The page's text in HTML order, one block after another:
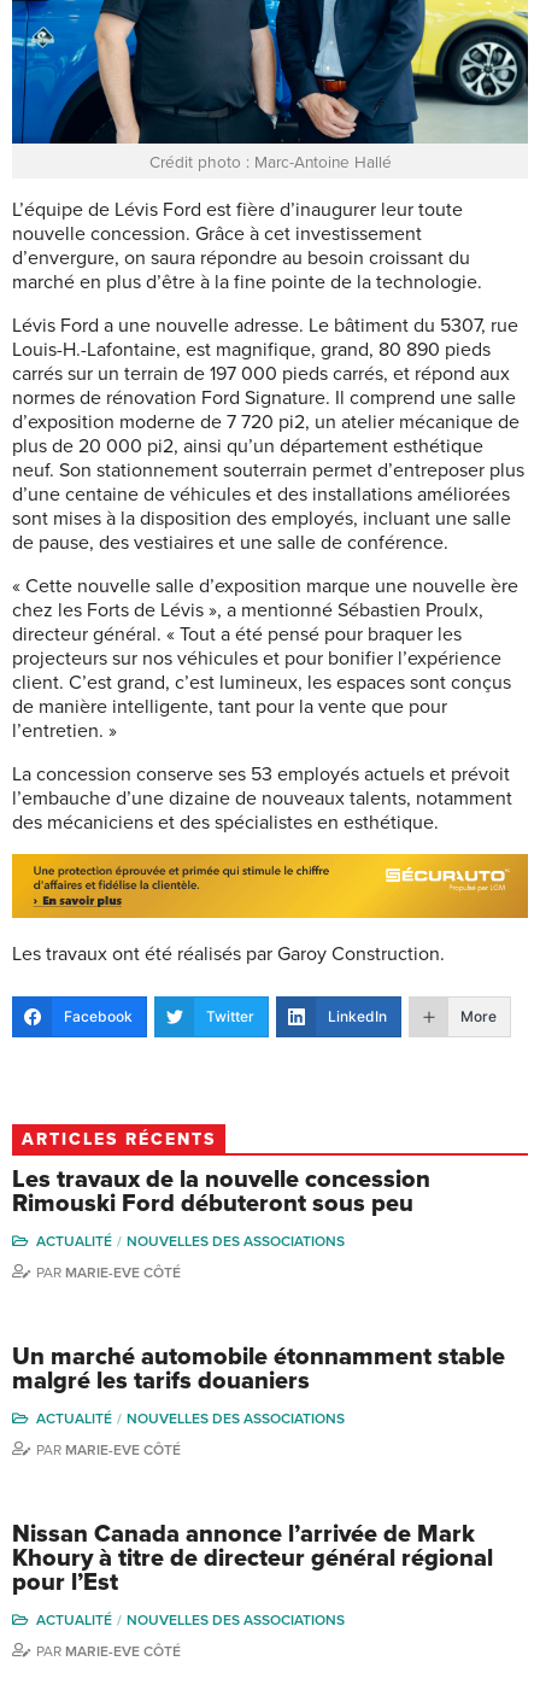
Crédit photo : Marc-Antoine Hallé
L’équipe de Lévis Ford est fière d’inaugurer leur toute
nouvelle concession. Grâce à cet investissement
d’envergure, on saura répondre au besoin croissant du
marché en plus d’être à la fine pointe de la technologie.
Lévis Ford a une nouvelle adresse. Le bâtiment du 5307, rue
Louis-H.-Lafontaine, est magnifique, grand, 80 890 pieds
carrés sur un terrain de 197 000 pieds carrés, et répond aux
normes de rénovation Ford Signature. Il comprend une salle
d’exposition moderne de 7 720 pi2, un atelier mécanique de
plus de 20 000 pi2, ainsi qu’un département esthétique
neuf. Son stationnement souterrain permet d’entreposer plus
d’une centaine de véhicules et des installations améliorées
sont mises à la disposition des employés, incluant une salle
de pause, des vestiaires et une salle de conférence.
« Cette nouvelle salle d’exposition marque une nouvelle ère
chez les Forts de Lévis », a mentionné Sébastien Proulx,
directeur général. « Tout a été pensé pour braquer les
projecteurs sur nos véhicules et pour bonifier l’expérience
client. C’est grand, c’est lumineux, les espaces sont conçus
de manière intelligente, tant pour la vente que pour
l’entretien. »
La concession conserve ses 53 employés actuels et prévoit
l’embauche d’une dizaine de nouveaux talents, notamment
des mécaniciens et des spécialistes en esthétique.
Les travaux ont été réalisés par Garoy Construction.
Facebook Twitter LinkedIn More
ARTICLES RÉCENTS
Les travaux de la nouvelle concession
Rimouski Ford débuteront sous peu
ACTUALITÉ
NOUVELLES DES ASSOCIATIONS
PAR MARIE-EVE CÔTÉ
Un marché automobile étonnamment stable
malgré les tarifs douaniers
ACTUALITÉ
NOUVELLES DES ASSOCIATIONS
PAR MARIE-EVE CÔTÉ
Nissan Canada annonce l’arrivée de Mark
Khoury à titre de directeur général régional
pour l’Est
ACTUALITÉ
NOUVELLES DES ASSOCIATIONS
PAR MARIE-EVE CÔTÉ